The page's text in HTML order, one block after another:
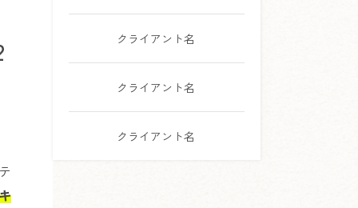
クライアント名
クライアント名
クライアント名